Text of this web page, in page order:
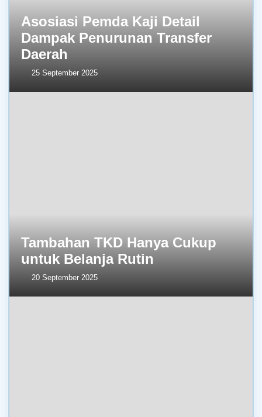
Asosiasi Pemda Kaji Detail
Dampak Penurunan Transfer
Daerah
25 September 2025
Tambahan TKD Hanya Cukup
untuk Belanja Rutin
20 September 2025